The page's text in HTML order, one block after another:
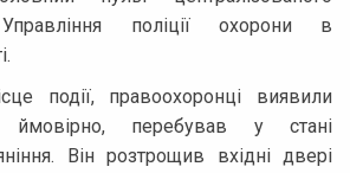
поліції охорони в
події, правоохоронці виявили
ймовірно, перебував у стані
Він розтрощив вхідні двері